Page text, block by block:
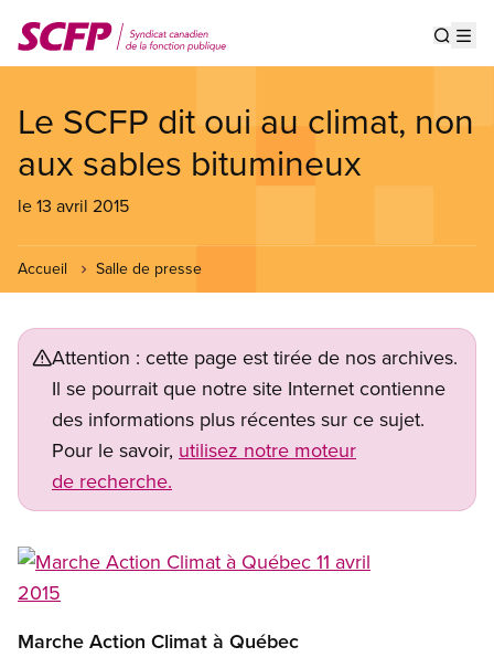
au
contenu
Le SCFP dit oui au climat, non
aux sables bitumineux
le 13 avril 2015
Accueil Salle de presse
Attention : cette page est tirée de nos archives.
Il se pourrait que notre site Internet contienne
des informations plus récentes sur ce sujet.
Pour le savoir, utilisez notre moteur
de recherche.
Marche Action Climat à Québec